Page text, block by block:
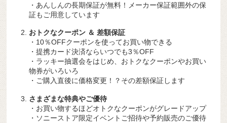
・あんしんの長期保証が無料！メーカー保証範囲外の保
証もご用意しています
おトクなクーポン ＆ 差額保証
・10％OFFクーポンを使ってお買い物できる
・提携カード決済ならいつでも3％OFF
・ラッキー抽選会をはじめ、おトクなクーポンやお買い
物券がいろいろ
・ご購入直後に価格変更！？その差額保証します
さまざまな特典やご優待
・お買い物するほどオトクなクーポンがグレードアップ
・ソニーストア限定イベントご招待や予約販売のご優待